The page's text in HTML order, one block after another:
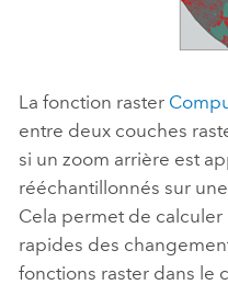
La fonction raster
entre deux couches
si un zoom arrière est
rééchantillonnés sur
Cela permet de
rapides des
fonctions raster dans le